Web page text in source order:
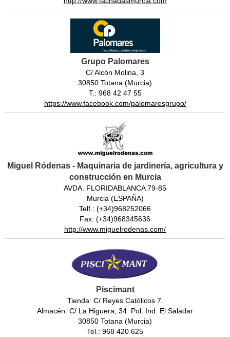
Grupo Palomares
C/ Alcón Molina, 3
30850 Totana (Murcia)
T.: 968 42 47 55
https://www.facebook.com/palomaresgrupo/
Miguel Ródenas - Maquinaria de jardinería, agricultura y
construcción en Murcia
AVDA. FLORIDABLANCA 79-85
Murcia (ESPAÑA)
Telf.: (+34)968252066
Fax: (+34)968345636
http://www.miguelrodenas.com/
Piscimant
Tienda: C/ Reyes Católicos 7.
Almacén: C/ La Higuera, 34. Pol. Ind. El Saladar
30850 Totana (Murcia)
Tel.: 968 420 625